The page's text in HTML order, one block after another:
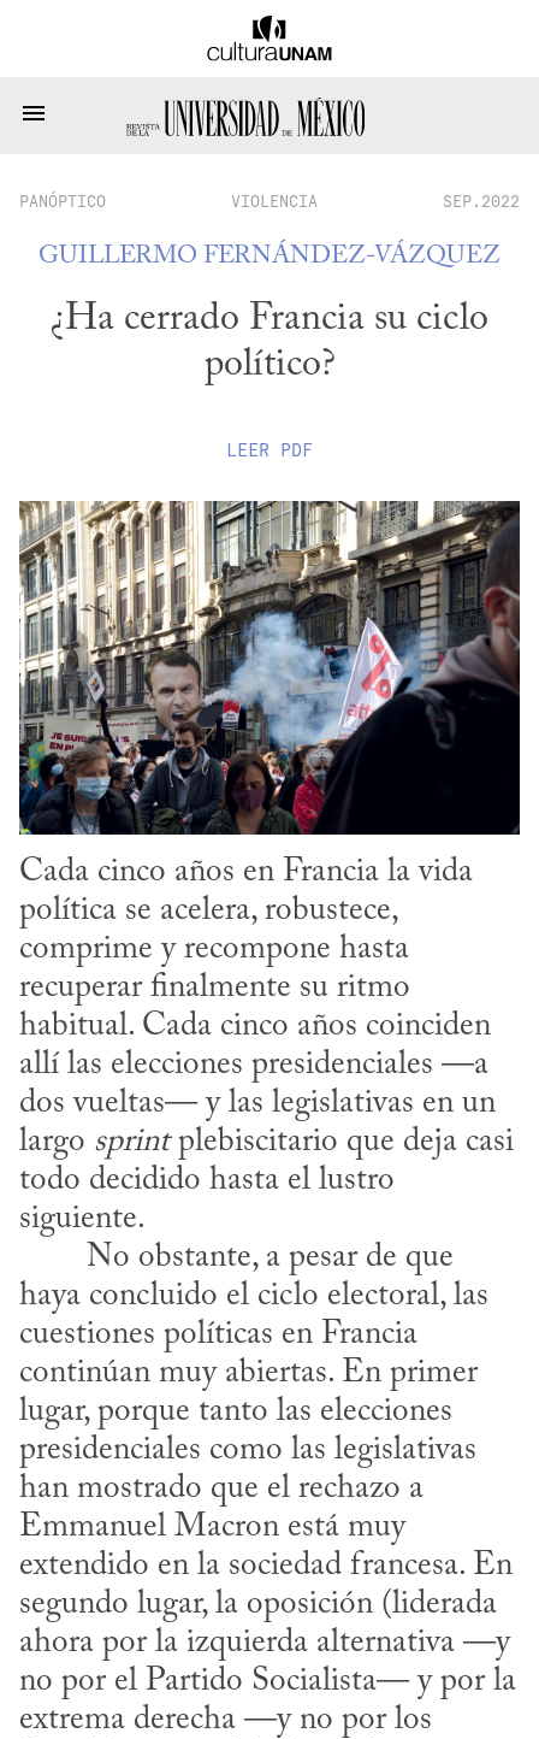
PANÓPTICO VIOLENCIA SEP.2022
GUILLERMO FERNÁNDEZ-VÁZQUEZ
¿Ha cerrado Francia su ciclo
político?
LEER PDF
Cada cinco años en Francia la vida
política se acelera, robustece,
comprime y recompone hasta
recuperar finalmente su ritmo
habitual. Cada cinco años coinciden
allí las elecciones presidenciales —a
dos vueltas— y las legislativas en un
largo sprint plebiscitario que deja casi
todo decidido hasta el lustro
siguiente.
haya concluido el ciclo electoral, las
cuestiones políticas en Francia
continúan muy abiertas. En primer
lugar, porque tanto las elecciones
presidenciales como las legislativas
han mostrado que el rechazo a
Emmanuel Macron está muy
extendido en la sociedad francesa. En
segundo lugar, la oposición (liderada
ahora por la izquierda alternativa —y
no por el Partido Socialista— y por la
extrema derecha —y no por los